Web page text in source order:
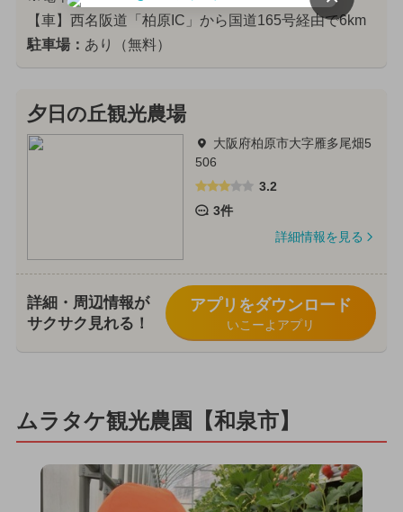
【車】西名阪道「柏原IC」から国道165号経由で6km
駐車場： あり（無料）
夕日の丘観光農場
大阪府柏原市大字雁多尾畑5
506
3.2
3件
詳細情報を見る
詳細・周辺情報が
サクサク見れる！
アプリをダウンロード
いこーよアプリ
ムラタケ観光農園【和泉市】